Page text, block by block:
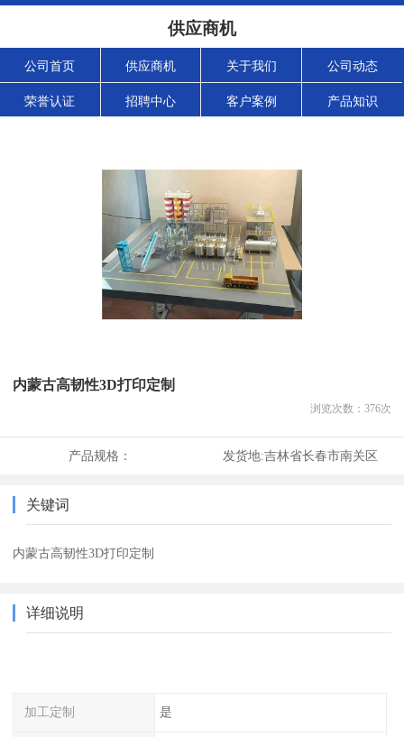
供应商机
公司首页 供应商机 关于我们 公司动态
荣誉认证 招聘中心 客户案例 产品知识
内蒙古高韧性3D打印定制
浏览次数： 376次
产品规格： 发货地:吉林省长春市南关区
关键词
内蒙古高韧性3D打印定制
详细说明
加工定制 是